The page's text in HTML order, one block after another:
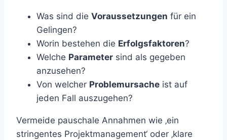
Was sind die Voraussetzungen für ein
Gelingen?
Worin bestehen die Erfolgsfaktoren?
Welche Parameter sind als gegeben
anzusehen?
Von welcher Problemursache ist auf
jeden Fall auszugehen?
Vermeide pauschale Annahmen wie ‚ein
stringentes Projektmanagement‘ oder ‚klare